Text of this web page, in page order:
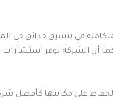
في تنسيق حدائق حي
أن الشركة توفر
على مكانتها كأفضل شركة